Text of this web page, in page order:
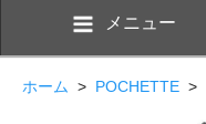
メニュー
ホーム > POCHETTE >